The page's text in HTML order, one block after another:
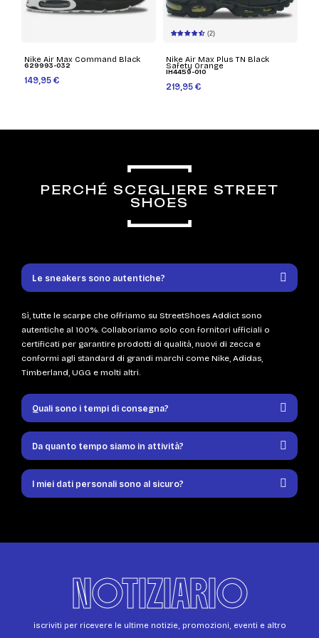
Nike Air Max Command Black
629993-032
149,95 €
(2)
Nike Air Max Plus TN Black
Safety Orange
IH4459-010
219,95 €
PERCHÉ SCEGLIERE STREET
SHOES
Le sneakers sono autentiche?
Sì, tutte le scarpe che offriamo su StreetShoes Addict sono
autentiche al 100%. Collaboriamo solo con fornitori ufficiali o
certificati per garantire prodotti di qualità, nuovi di zecca e
conformi agli standard di grandi marchi come Nike, Adidas,
Timberland, UGG e molti altri.
Quali sono i tempi di consegna?
Da quanto tempo siamo in attività?
I miei dati personali sono al sicuro?
NOTIZIARIO
iscriviti per ricevere le ultime notizie, promozioni, eventi e altro